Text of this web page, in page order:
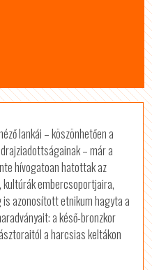
lankái – köszönhetően a
– már a
hívogatoan hatottak az
kultúrák embercsoportjaira,
azonosított etnikum hagyta a
a késő-bronzkor
a harcsias keltákon